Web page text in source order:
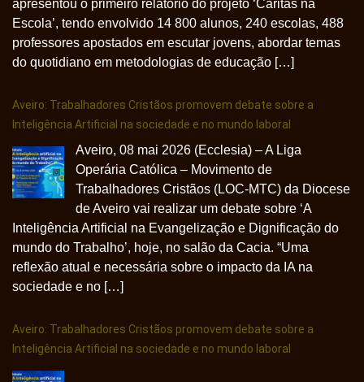
apresentou o primeiro relatório do projeto ‘Cáritas na
Escola’, tendo envolvido 14 800 alunos, 240 escolas, 488
professores apostados em escutar jovens, abordar temas
do quotidiano em metodologias de educação […]
Aveiro: Trabalhadores Cristãos promovem debate sobre a
Inteligência Artificial na sociedade e no mundo laboral
Aveiro, 08 mai 2026 (Ecclesia) – A Liga
Operária Católica – Movimento de
Trabalhadores Cristãos (LOC-MTC) da Diocese
de Aveiro vai realizar um debate sobre ‘A
Inteligência Artificial na Evangelização e Dignificação do
mundo do Trabalho’, hoje, no salão da Cacia. “Uma
reflexão atual e necessária sobre o impacto da IA na
sociedade e no […]
Aveiro: Trabalhadores Cristãos promovem debate sobre a
Inteligência Artificial na sociedade e no mundo laboral